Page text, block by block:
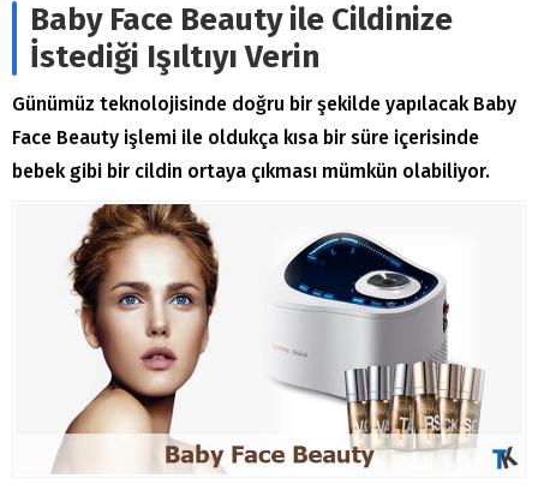
Baby Face Beauty ile Cildinize
İstediği Işıltıyı Verin
Günümüz teknolojisinde doğru bir şekilde yapılacak Baby
Face Beauty işlemi ile oldukça kısa bir süre içerisinde
bebek gibi bir cildin ortaya çıkması mümkün olabiliyor.